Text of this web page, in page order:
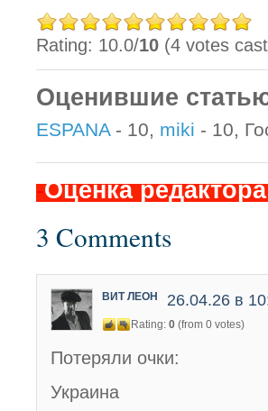
Rating: 10.0/10 (4 votes
Оценившие
ESPANA- 10, miki - 10,
-Оценка
3 Comments
ВИТ ЛЕОН 26.04.26 в
Rating: 0 (from 0 votes)
Потеряли очки:
Украина